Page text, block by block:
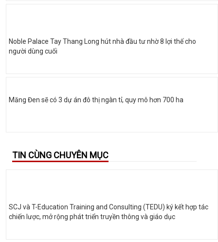
Noble Palace Tay Thang Long hút nhà đầu tư nhờ 8 lợi thế cho
người dùng cuối
Măng Đen sẽ có 3 dự án đô thị ngàn tỉ, quy mô hơn 700 ha
TIN CÙNG CHUYÊN MỤC
SCJ và T-Education Training and Consulting (TEDU) ký kết hợp tác
chiến lược, mở rộng phát triển truyền thông và giáo dục